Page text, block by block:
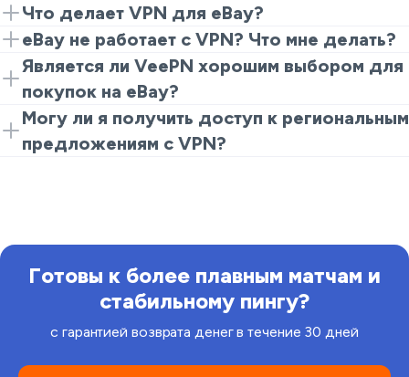
Да, подключение VeePN позволяет вам получить
доступ к eBay из поддерживаемого региона,
обеспечивая безопасные транзакции.
Что делает VPN для eBay?
VPN шифрует ваше интернет-соединение и
скрывает ваш IP-адрес, что защищает вашу
информацию во время покупок.
eBay не работает с VPN? Что мне делать?
Попробуйте переключиться на другой сервер или
очистить кэш вашего браузера. Убедитесь, что ваш
VPN настроен правильно, чтобы решить
большинство проблем.
Является ли VeePN хорошим выбором для
покупок на eBay?
Да, VeePN обеспечивает надежную безопасность и
скорость, что делает его отличным вариантом для
онлайн-покупок.
Могу ли я получить доступ к региональным
предложениям с VPN?
Готовы к более плавным матчам и
стабильному пингу?
с гарантией возврата денег в течение 30 дней